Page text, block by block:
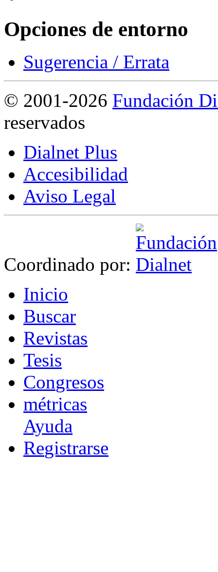
Opciones de entorno
Sugerencia / Errata
© 2001-2026 Fundación
reservados
Dialnet Plus
Accesibilidad
Aviso Legal
Coordinado por:
Inicio
Buscar
Revistas
Tesis
Congresos
métricas
Ayuda
Registrarse